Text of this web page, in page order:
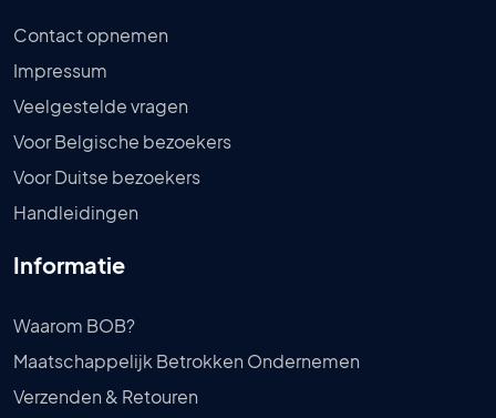
Contact opnemen
Impressum
Veelgestelde vragen
Voor Belgische bezoekers
Voor Duitse bezoekers
Handleidingen
Informatie
Waarom BOB?
Maatschappelijk Betrokken Ondernemen
Verzenden & Retouren